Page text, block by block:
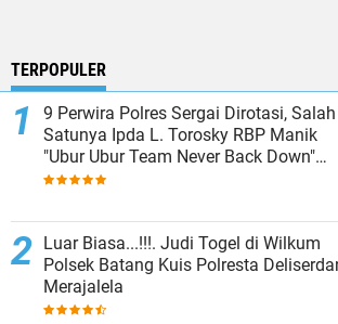
TERPOPULER
9 Perwira Polres Sergai Dirotasi, Salah
Satunya Ipda L. Torosky RBP Manik
"Ubur Ubur Team Never Back Down"
Menempati Polsek Dolok Masihul
Luar Biasa...!!!. Judi Togel di Wilkum
Polsek Batang Kuis Polresta
Merajalela